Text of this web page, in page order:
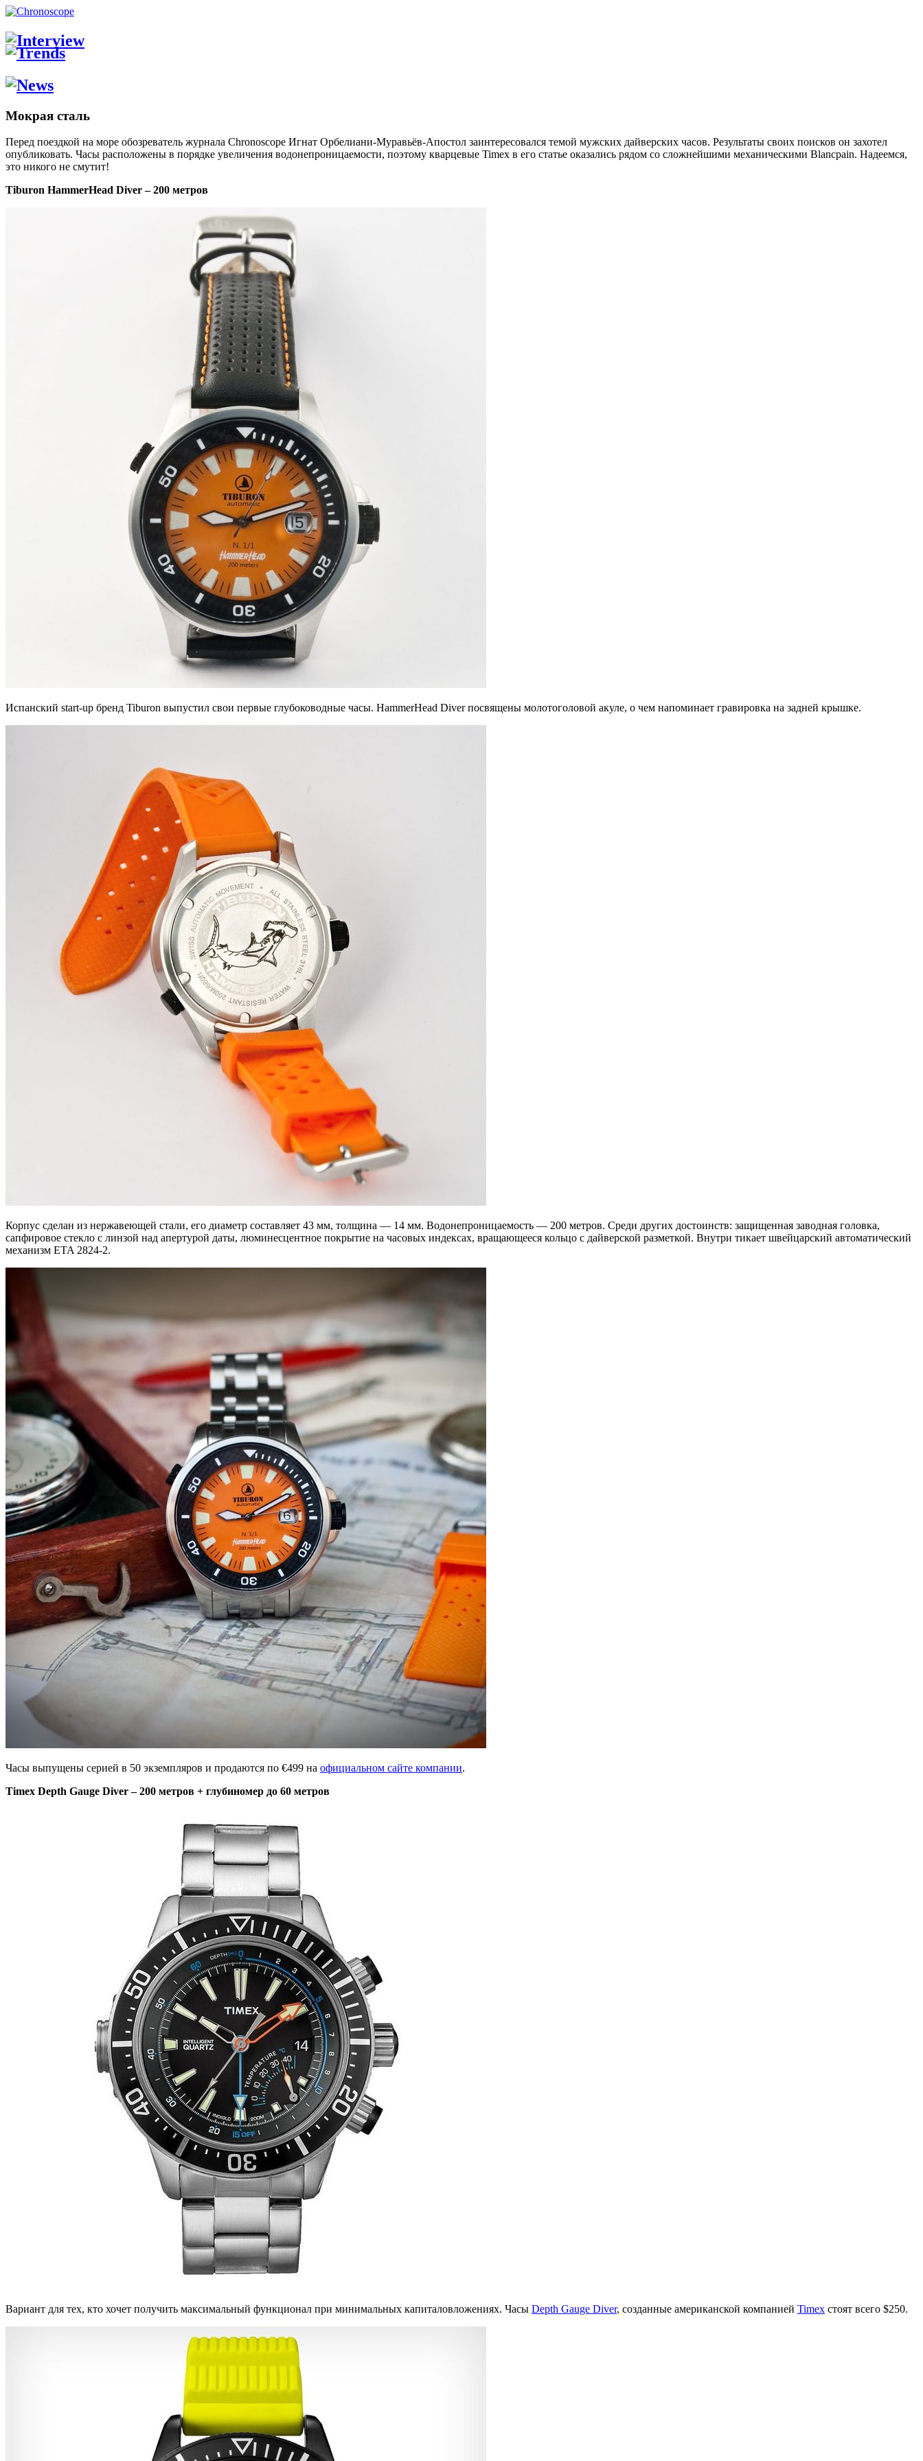
Мокрая сталь
Перед поездкой на море обозреватель журнала Chronoscope Игнат Орбелиани-Муравьёв-Апостол заинтересовался темой мужских дайверских часов. Результаты своих поисков он захотел
опубликовать. Часы расположены в порядке увеличения водонепроницаемости, поэтому кварцевые Timex в его статье оказались рядом со сложнейшими механическими Blancpain. Надеемся,
это никого не смутит!
Tiburon HammerHead Diver – 200 метров
Испанский start-up бренд Tiburon выпустил свои первые глубоководные часы. HammerHead Diver посвящены молотоголовой акуле, о чем напоминает гравировка на задней крышке.
Корпус сделан из нержавеющей стали, его диаметр составляет 43 мм, толщина — 14 мм. Водонепроницаемость — 200 метров. Среди других достоинств: защищенная заводная головка,
сапфировое стекло с линзой над апертурой даты, люминесцентное покрытие на часовых индексах, вращающееся кольцо с дайверской разметкой. Внутри тикает швейцарский автоматический
механизм ETA 2824-2.
Часы выпущены серией в 50 экземпляров и продаются по €499 на официальном сайте компании.
Timex Depth Gauge Diver – 200 метров + глубиномер до 60 метров
Вариант для тех, кто хочет получить максимальный функционал при минимальных капиталовложениях. Часы Depth Gauge Diver, созданные американской компанией Timex стоят всего $250.